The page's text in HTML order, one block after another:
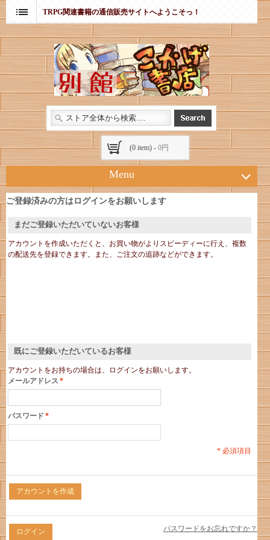
TRPG関連書籍の通信販売サイトへようこそっ！
(0 item) -0円
Menu
ご登録済みの方はログインをお願いします
まだご登録いただいていないお客様
アカウントを作成いただくと、お買い物がよりスピーディーに行え、複数
の配送先を登録できます。また、ご注文の追跡などができます。
既にご登録いただいているお客様
アカウントをお持ちの場合は、ログインをお願いします。
*
メールアドレス
*
パスワード
* 必須項目
アカウントを作成
パスワードをお忘れですか？
ログイン